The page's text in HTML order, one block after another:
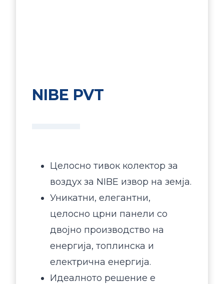
NIBE PVT
Целосно тивок колектор за
воздух за NIBE извор на земја.
Уникатни, елегантни,
целосно црни панели со
двојно производство на
енергија, топлинска и
електрична енергија.
Идеалното решение е